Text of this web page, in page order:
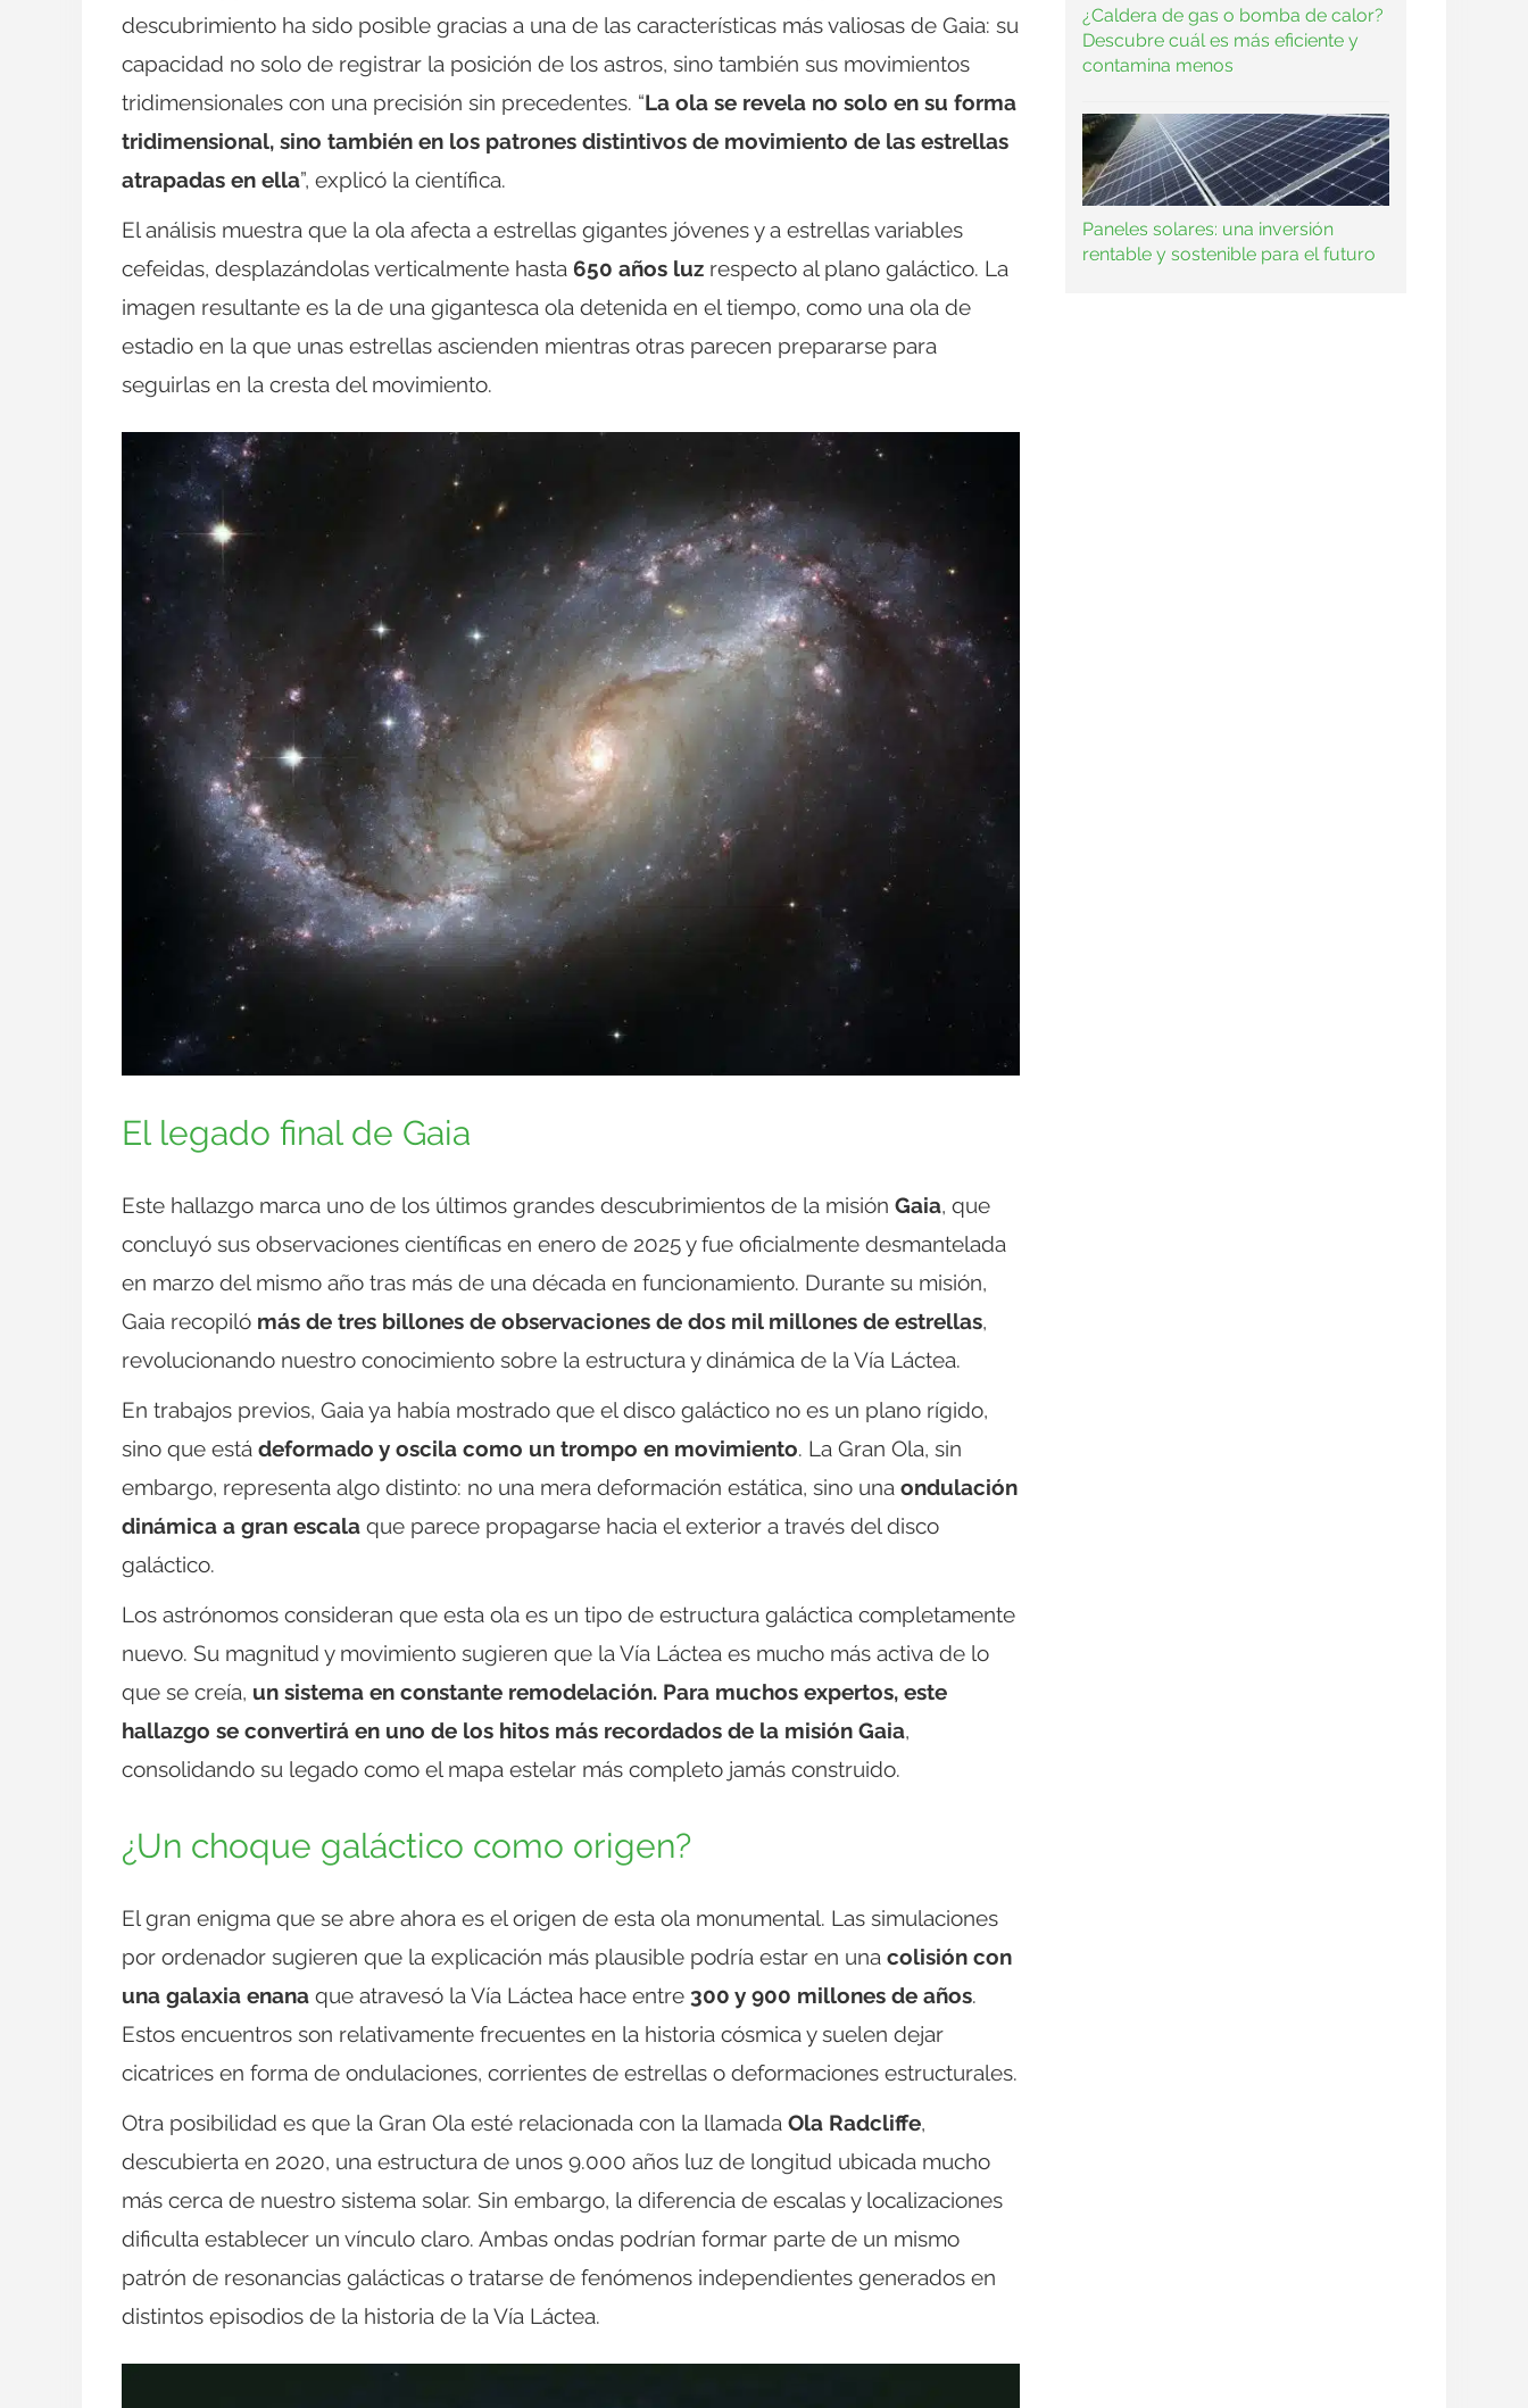
descubrimiento ha sido posible gracias a una de las características más valiosas de Gaia: su
capacidad no solo de registrar la posición de los astros, sino también sus movimientos
tridimensionales con una precisión sin precedentes. “La ola se revela no solo en su forma
tridimensional, sino también en los patrones distintivos de movimiento de las estrellas
atrapadas en ella”, explicó la científica.
El análisis muestra que la ola afecta a estrellas gigantes jóvenes y a estrellas variables
cefeidas, desplazándolas verticalmente hasta 650 años luz respecto al plano galáctico. La
imagen resultante es la de una gigantesca ola detenida en el tiempo, como una ola de
estadio en la que unas estrellas ascienden mientras otras parecen prepararse para
seguirlas en la cresta del movimiento.
El legado final de Gaia
Este hallazgo marca uno de los últimos grandes descubrimientos de la misión Gaia, que
concluyó sus observaciones científicas en enero de 2025 y fue oficialmente desmantelada
en marzo del mismo año tras más de una década en funcionamiento. Durante su misión,
Gaia recopiló más de tres billones de observaciones de dos mil millones de estrellas,
revolucionando nuestro conocimiento sobre la estructura y dinámica de la Vía Láctea.
En trabajos previos, Gaia ya había mostrado que el disco galáctico no es un plano rígido,
sino que está deformado y oscila como un trompo en movimiento. La Gran Ola, sin
embargo, representa algo distinto: no una mera deformación estática, sino una ondulación
dinámica a gran escala que parece propagarse hacia el exterior a través del disco
galáctico.
Los astrónomos consideran que esta ola es un tipo de estructura galáctica completamente
nuevo. Su magnitud y movimiento sugieren que la Vía Láctea es mucho más activa de lo
que se creía, un sistema en constante remodelación. Para muchos expertos, este
hallazgo se convertirá en uno de los hitos más recordados de la misión Gaia,
consolidando su legado como el mapa estelar más completo jamás construido.
¿Un choque galáctico como origen?
El gran enigma que se abre ahora es el origen de esta ola monumental. Las simulaciones
por ordenador sugieren que la explicación más plausible podría estar en una colisión con
una galaxia enana que atravesó la Vía Láctea hace entre 300 y 900 millones de años.
Estos encuentros son relativamente frecuentes en la historia cósmica y suelen dejar
cicatrices en forma de ondulaciones, corrientes de estrellas o deformaciones estructurales.
Otra posibilidad es que la Gran Ola esté relacionada con la llamada Ola Radcliffe,
descubierta en 2020, una estructura de unos 9.000 años luz de longitud ubicada mucho
más cerca de nuestro sistema solar. Sin embargo, la diferencia de escalas y localizaciones
dificulta establecer un vínculo claro. Ambas ondas podrían formar parte de un mismo
patrón de resonancias galácticas o tratarse de fenómenos independientes generados en
distintos episodios de la historia de la Vía Láctea.
¿Caldera de gas o bomba de calor?
Descubre cuál es más eficiente y
contamina menos
Paneles solares: una inversión
rentable y sostenible para el futuro